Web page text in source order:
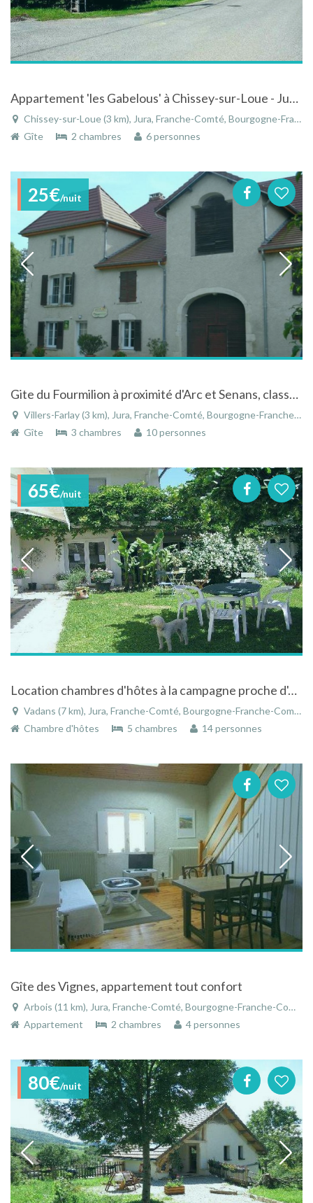
Appartement 'les Gabelous' à Chissey-sur-Loue - Jura - Franche-Comté
Chissey-sur-Loue (3 km), Jura, Franche-Comté, Bourgogne-Franche-Comté, France
Gîte
2 chambres 6 personnes
25€/nuit
Gite du Fourmilion à proximité d'Arc et Senans, classé gîte de France 3 épis
Villers-Farlay (3 km), Jura, Franche-Comté, Bourgogne-Franche-Comté, France
Gîte
3 chambres 10 personnes
65€/nuit
Location chambres d'hôtes à la campagne proche d'Arbois
Vadans (7 km), Jura, Franche-Comté, Bourgogne-Franche-Comté, France
Chambre d'hôtes
5 chambres 14 personnes
Gîte des Vignes, appartement tout confort
Arbois (11 km), Jura, Franche-Comté, Bourgogne-Franche-Comté, France
Appartement
2 chambres 4 personnes
80€/nuit